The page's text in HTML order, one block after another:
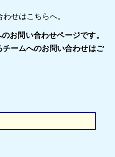
せはこちらへ。
お問い合わせページです。
ームへのお問い合わせはご